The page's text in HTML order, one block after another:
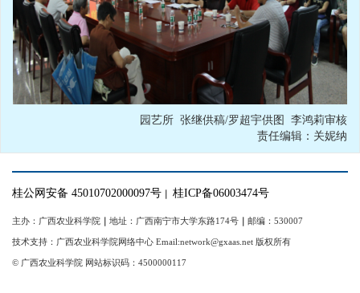
园艺所 张继供稿/罗超宇供图 李鸿莉审核
责任编辑：关妮纳
桂公网安备 45010702000097号 ｜ 桂ICP备06003474号
主办：广西农业科学院 ｜ 地址：广西南宁市大学东路174号 ｜ 邮编：530007
技术支持：广西农业科学院网络中心 Email:network@gxaas.net 版权所有
© 广西农业科学院 网站标识码：4500000117